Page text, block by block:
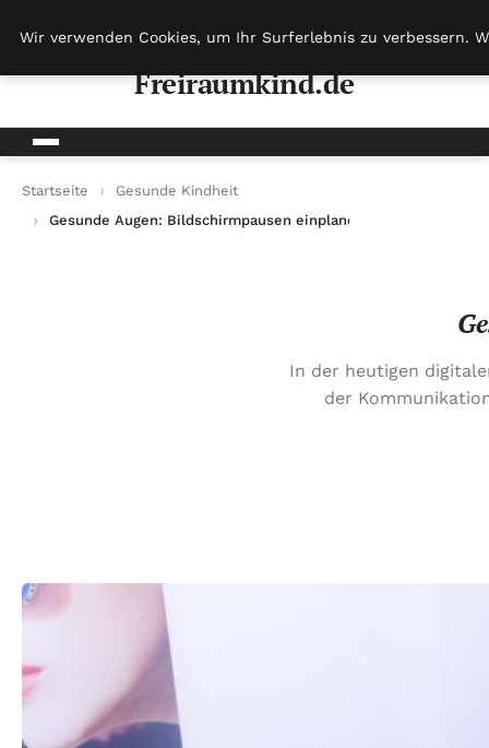
Freiraumkind.de
Startseite
Gesunde Kindheit
Gesunde Augen: Bildschirmpausen einplanen
In der heutigen
der
Wir verwenden Cookies, um Ihr Surferlebnis zu